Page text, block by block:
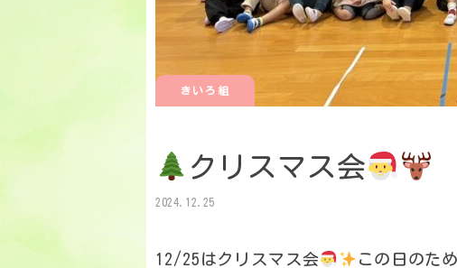
きいろ組
クリスマス会
2024.12.25
12/25はクリスマス会 この日のた